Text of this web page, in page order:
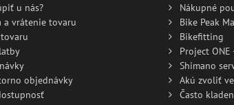
u nás?
a vrátenie tovaru
objednávky
Nákupné
Bike Peak
Bikefitting
Project
Shimano
Akú zvoliť
Často